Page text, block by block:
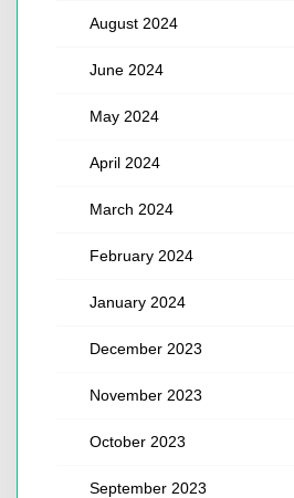
August 2024
June 2024
May 2024
April 2024
March 2024
February 2024
January 2024
December 2023
November 2023
October 2023
September 2023